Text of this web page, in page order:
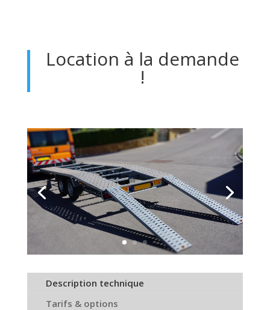
Location à la demande
!
Description technique
Tarifs & options